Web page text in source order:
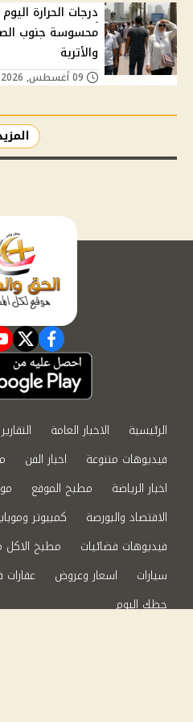
محسوسة جنوب
والأتربة
الرئيسية الاخبار العامة
فيديوهات متنوعة
اخبار الفن
اخبار الرياضة
مطبخ الموقع
الاقتصاد والبورصة
كمبيوتر
فيديوهات فضائيات
مطبخ
سيارات
اسعار وعروض
حظك اليوم